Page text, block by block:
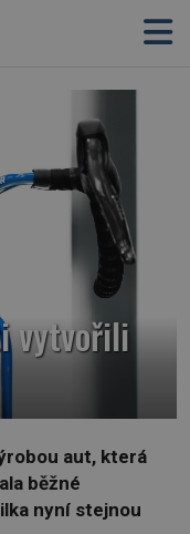
vytvořili
aut, která
běžné
nyní stejnou